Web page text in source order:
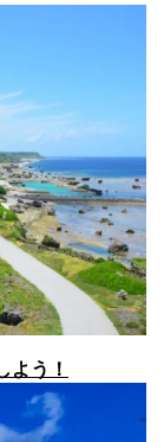
よう！